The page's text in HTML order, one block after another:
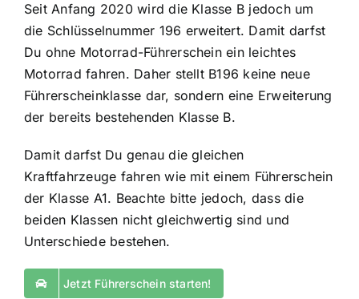
Seit Anfang 2020 wird die Klasse B jedoch um
die Schlüsselnummer 196 erweitert. Damit darfst
Du ohne Motorrad-Führerschein ein leichtes
Motorrad fahren. Daher stellt B196 keine neue
Führerscheinklasse dar, sondern eine Erweiterung
der bereits bestehenden Klasse B.
Damit darfst Du genau die gleichen
Kraftfahrzeuge fahren wie mit einem Führerschein
der Klasse A1. Beachte bitte jedoch, dass die
beiden Klassen nicht gleichwertig sind und
Unterschiede bestehen.
Jetzt Führerschein starten!